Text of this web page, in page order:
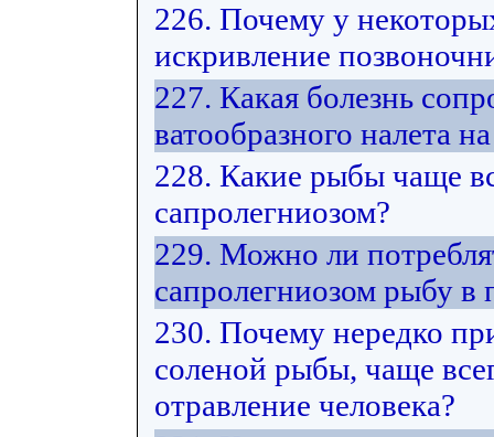
226. Почему у
искривление
227. Какая болезнь
ватообразного налета
228. Какие рыбы чаще
сапролегниозом?
229. Можно ли
сапролегниозом рыбу в
230. Почему нередко
соленой рыбы, чаще
отравление человека?